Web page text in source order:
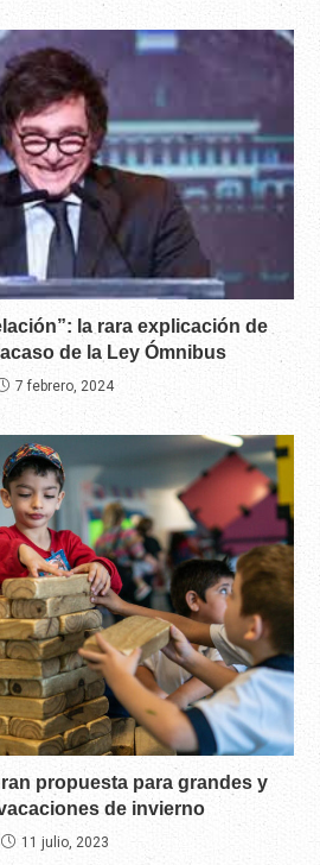
la rara explicación de
de la Ley Ómnibus
7 febrero, 2024
propuesta para grandes y
de invierno
11 julio, 2023